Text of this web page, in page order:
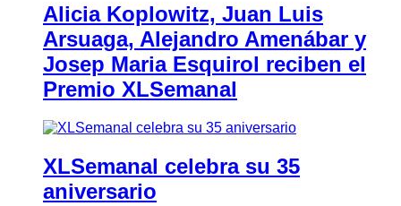
Alicia Koplowitz, Juan Luis
Arsuaga, Alejandro Amenábar y
Josep Maria Esquirol reciben el
Premio XLSemanal
XLSemanal celebra su 35
aniversario